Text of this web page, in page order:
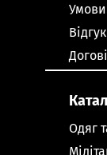
Умови
Одяг